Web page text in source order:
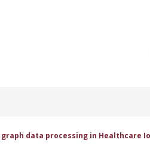
data processing in Healthcare IoT